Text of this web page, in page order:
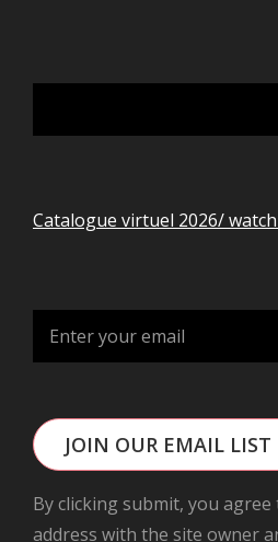
Search
Catalogue virtuel 2026/
JOIN OUR EMAIL LIST
By clicking submit, you
address with the site owner